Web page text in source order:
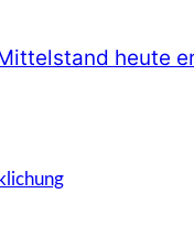
heute